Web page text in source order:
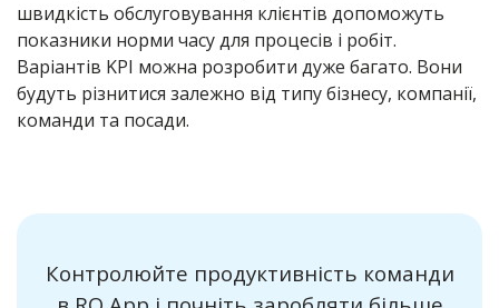
швидкість обслуговування клієнтів допоможуть
показники норми часу для процесів і робіт.
Варіантів KPI можна розробити дуже багато. Вони
будуть різнитися залежно від типу бізнесу, компанії,
команди та посади.
Контролюйте продуктивність команди